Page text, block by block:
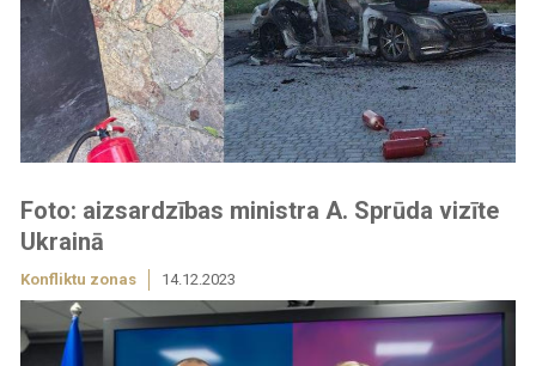
Foto: aizsardzības ministra A. Sprūda vizīte
Ukrainā
Konfliktu zonas 14.12.2023